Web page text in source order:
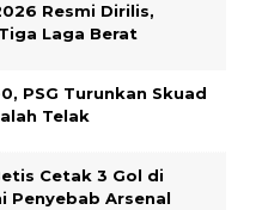
Resmi Dirilis,
Laga Berat
PSG Turunkan Skuad
Telak
Cetak 3 Gol di
Penyebab Arsenal